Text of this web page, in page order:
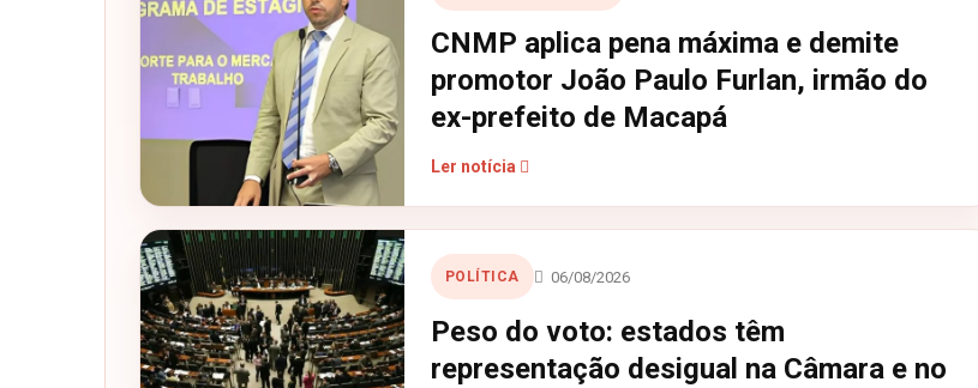
CNMP aplica pena máxima e demite
promotor João Paulo Furlan, irmão do
ex-prefeito de Macapá
Ler notícia
POLÍTICA 06/08/2026
Peso do voto: estados têm
representação desigual na Câmara e no